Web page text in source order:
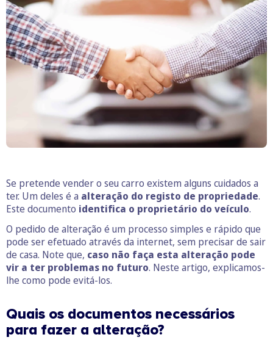
Se pretende vender o seu carro existem alguns cuidados a
ter. Um deles é a alteração do registo de propriedade.
Este documento identifica o proprietário do veículo.
O pedido de alteração é um processo simples e rápido que
pode ser efetuado através da internet, sem precisar de sair
de casa. Note que, caso não faça esta alteração pode
vir a ter problemas no futuro. Neste artigo, explicamos-
lhe como pode evitá-los.
Quais os documentos necessários
para fazer a alteração?